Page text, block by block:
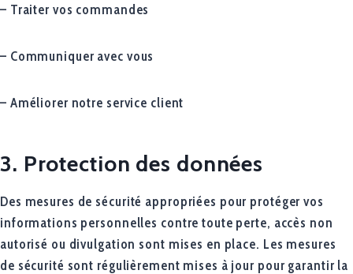
– Traiter vos commandes
– Communiquer avec vous
– Améliorer notre service client
3. Protection des données
Des mesures de sécurité appropriées pour protéger vos
informations personnelles contre toute perte, accès non
autorisé ou divulgation sont mises en place. Les mesures
de sécurité sont régulièrement mises à jour pour garantir la